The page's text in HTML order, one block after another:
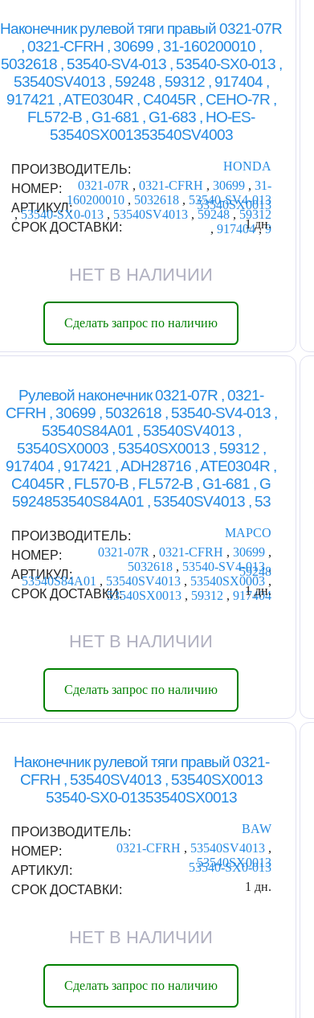
Наконечник рулевой тяги правый 0321-07R
, 0321-CFRH , 30699 , 31-160200010 ,
5032618 , 53540-SV4-013 , 53540-SX0-013 ,
53540SV4013 , 59248 , 59312 , 917404 ,
917421 , ATE0304R , C4045R , CEHO-7R ,
FL572-B , G1-681 , G1-683 , HO-ES-
53540SX001353540SV4003
ПРОИЗВОДИТЕЛЬ:
HONDA
НОМЕР:
0321-07R , 0321-CFRH , 30699 , 31-
160200010 , 5032618 , 53540-SV4-013
,53540-SX0-013 , 53540SV4013 , 59248 , 59312
, 917404,9
АРТИКУЛ:
53540SX0013
СРОК ДОСТАВКИ:
1 дн.
НЕТ В НАЛИЧИИ
Сделать запрос по наличию
Рулевой наконечник 0321-07R , 0321-
CFRH , 30699 , 5032618 , 53540-SV4-013 ,
53540S84A01 , 53540SV4013 ,
53540SX0003 , 53540SX0013 , 59312 ,
917404 , 917421 , ADH28716 , ATE0304R ,
C4045R , FL570-B , FL572-B , G1-681 , G
5924853540S84A01 , 53540SV4013 , 53
ПРОИЗВОДИТЕЛЬ:
MAPCO
НОМЕР:
0321-07R , 0321-CFRH , 30699 ,
5032618 , 53540-SV4-013,
53540S84A01 , 53540SV4013 , 53540SX0003 ,
53540SX0013 , 59312 , 917404
АРТИКУЛ:
59248
СРОК ДОСТАВКИ:
1 дн.
НЕТ В НАЛИЧИИ
Сделать запрос по наличию
Наконечник рулевой тяги правый 0321-
CFRH , 53540SV4013 , 53540SX0013
53540-SX0-01353540SX0013
ПРОИЗВОДИТЕЛЬ:
BAW
НОМЕР:
0321-CFRH , 53540SV4013 ,
53540SX0013
АРТИКУЛ:
53540-SX0-013
СРОК ДОСТАВКИ:
1 дн.
НЕТ В НАЛИЧИИ
Сделать запрос по наличию